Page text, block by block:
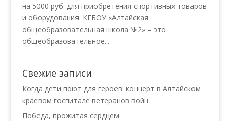
на 5000 руб. для приобретения спортивных товаров
и оборудования. КГБОУ «Алтайская
общеобразовательная школа №2» – это
общеобразовательное...
Свежие записи
Когда дети поют для героев: концерт в Алтайском
краевом госпитале ветеранов войн
Победа, прожитая сердцем